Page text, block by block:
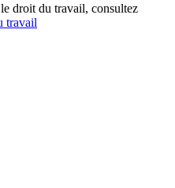
droit du travail, consultez
travail